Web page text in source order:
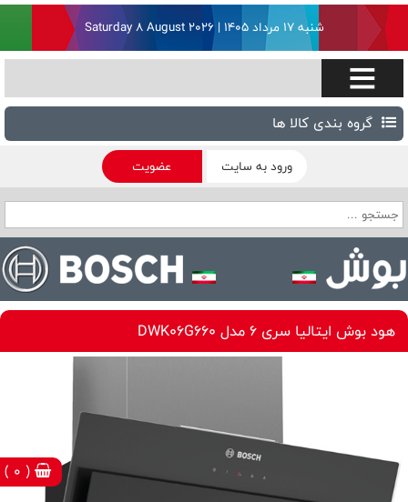
( 0 )
شنبه ۱۷ مرداد ۱۴۰۵ | Saturday 8 August 2026
گروه بندی کالا ها
ورود به سایت عضویت
هود بوش ایتالیا سری 6 مدل DWK06G660